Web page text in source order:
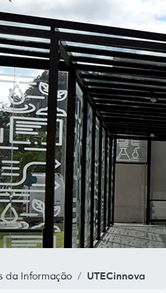
da Informação
UTECinnova